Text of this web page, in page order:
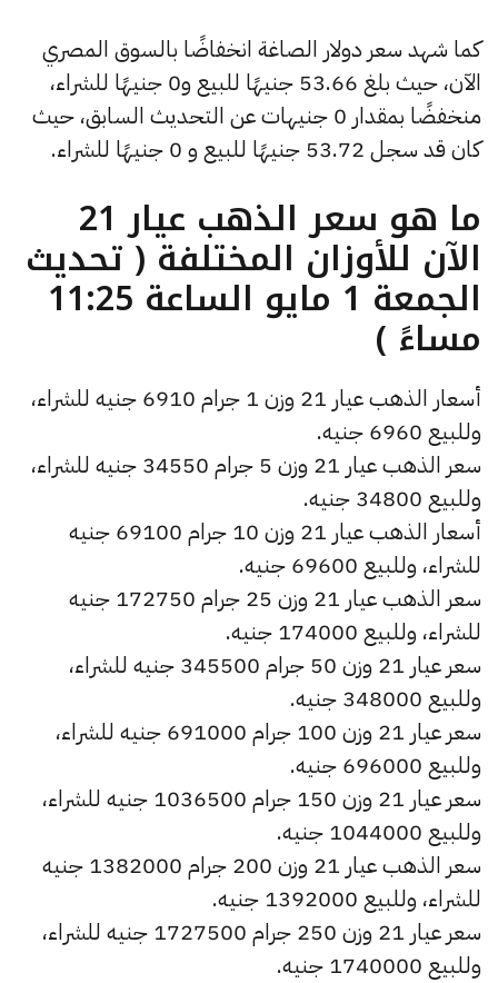
كما شهد سعر دولار الصاغة انخفاضًا بالسوق المصري
الآن، حيث بلغ 53.66 جنيهًا للبيع و0 جنيهًا للشراء،
منخفضًا بمقدار 0 جنيهات عن التحديث السابق، حيث
كان قد سجل 53.72 جنيهًا للبيع و 0 جنيهًا للشراء.
ما هو سعر الذهب عيار 21
الآن للأوزان المختلفة ( تحديث
الجمعة 1 مايو الساعة 11:25
مساءً )
أسعار الذهب عيار 21 وزن 1 جرام 6910 جنيه للشراء،
وللبيع 6960 جنيه.
سعر الذهب عيار 21 وزن 5 جرام 34550 جنيه للشراء،
وللبيع 34800 جنيه.
أسعار الذهب عيار 21 وزن 10 جرام 69100 جنيه
للشراء، وللبيع 69600 جنيه.
سعر الذهب عيار 21 وزن 25 جرام 172750 جنيه
للشراء، وللبيع 174000 جنيه.
سعر عيار 21 وزن 50 جرام 345500 جنيه للشراء،
وللبيع 348000 جنيه.
سعر عيار 21 وزن 100 جرام 691000 جنيه للشراء،
وللبيع 696000 جنيه.
سعر عيار 21 وزن 150 جرام 1036500 جنيه للشراء،
وللبيع 1044000 جنيه.
سعر الذهب عيار 21 وزن 200 جرام 1382000 جنيه
للشراء، وللبيع 1392000 جنيه.
سعر عيار 21 وزن 250 جرام 1727500 جنيه للشراء،
وللبيع 1740000 جنيه.